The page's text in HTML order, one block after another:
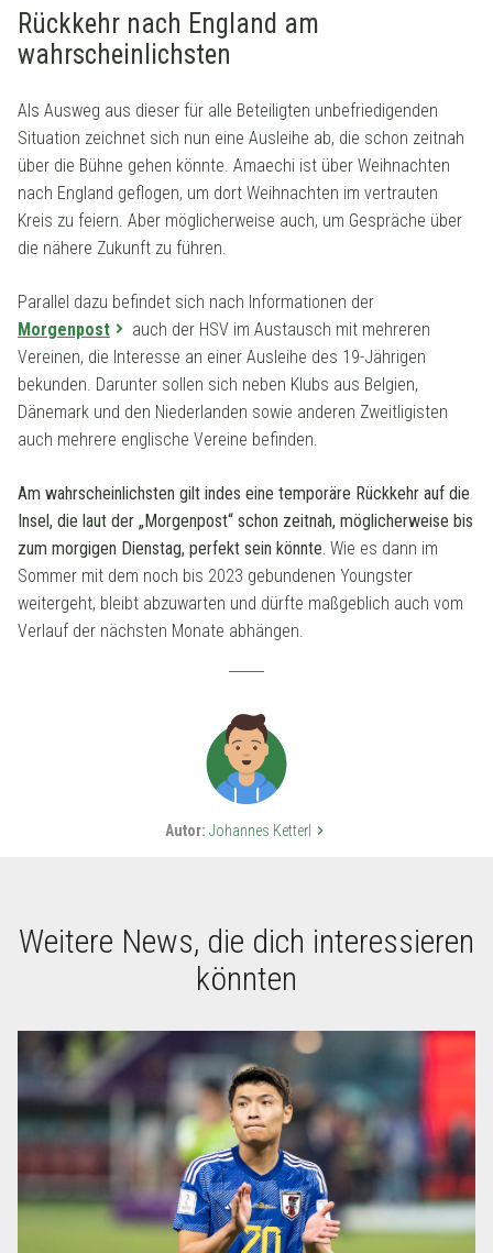
Rückkehr nach England am
wahrscheinlichsten
Als Ausweg aus dieser für alle Beteiligten unbefriedigenden
Situation zeichnet sich nun eine Ausleihe ab, die schon zeitnah
über die Bühne gehen könnte. Amaechi ist über Weihnachten
nach England geflogen, um dort Weihnachten im vertrauten
Kreis zu feiern. Aber möglicherweise auch, um Gespräche über
die nähere Zukunft zu führen.
Parallel dazu befindet sich nach Informationen der
Morgenpost
auch der HSV im Austausch mit mehreren
Vereinen, die Interesse an einer Ausleihe des 19-Jährigen
bekunden. Darunter sollen sich neben Klubs aus Belgien,
Dänemark und den Niederlanden sowie anderen Zweitligisten
auch mehrere englische Vereine befinden.
Am wahrscheinlichsten gilt indes eine temporäre Rückkehr auf die
Insel, die laut der „Morgenpost“ schon zeitnah, möglicherweise bis
zum morgigen Dienstag, perfekt sein könnte. Wie es dann im
Sommer mit dem noch bis 2023 gebundenen Youngster
weitergeht, bleibt abzuwarten und dürfte maßgeblich auch vom
Verlauf der nächsten Monate abhängen.
Autor: Johannes Ketterl keyboard_arrow_right
Weitere News, die dich interessieren
könnten